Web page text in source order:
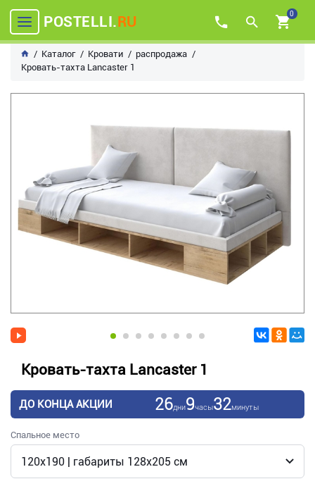
POSTELLI.RU 0
Каталог Кровати
распродажа
Кровать-тахта Lancaster 1
Кровать-тахта Lancaster 1
ДО КОНЦА АКЦИИ 26дни9часы32минуты
Спальное место